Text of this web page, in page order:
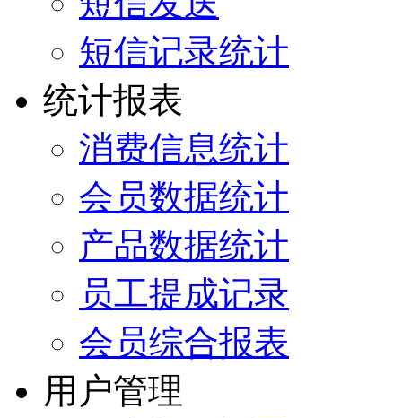
短信记录统计
统计报表
消费信息统计
会员数据统计
产品数据统计
员工提成记录
会员综合报表
用户管理